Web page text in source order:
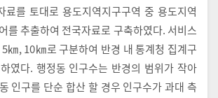
료를 토대로 용도지역지구구역 중 용도지역
를 추출하여 전국자료로 구축하였다. 서비스
㎞, 10㎞로 구분하여 반경 내 통계청 집계구
였다. 행정동 인구수는 반경의 범위가 작아
인구를 단순 합산 할 경우 인구수가 과대 측